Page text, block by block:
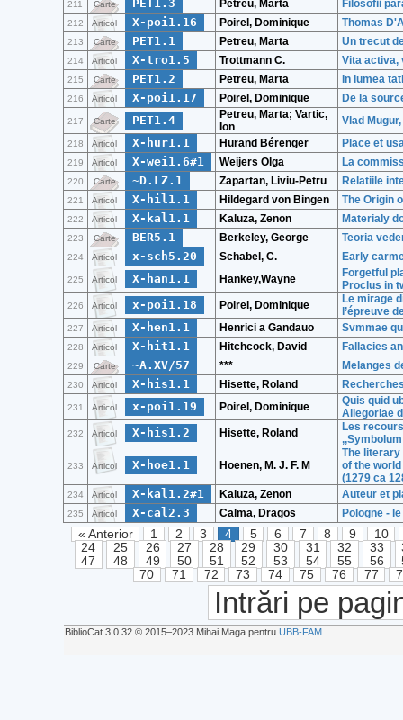
211 Carte PET1.3 Petreu, Marta Filosofii
212 Articol X-poi1.16 Poirel, Dominique Thomas
213 Carte PET1.1 Petreu, Marta Un trecut
214 Articol X-tro1.5 Trottmann C. Vita activa,
215 Carte PET1.2 Petreu, Marta In lumea
216 Articol X-poi1.17 Poirel, Dominique De la
217 Carte PET1.4
Petreu, Marta; Vartic,
Ion
Vlad
218 Articol X-hur1.1 Hurand Bérenger Place et
219 Articol X-wei1.6#1 Weijers Olga La
220 Carte ~D.LZ.1 Zapartan, Liviu-Petru Relatiile
221 Articol X-hil1.1 Hildegard von Bingen The Origin
222 Articol X-kal1.1 Kaluza, Zenon Materialy
223 Carte BER5.1 Berkeley, George Teoria
224 Articol x-sch5.20 Schabel, C. Early
225 Articol X-han1.1 Hankey,Wayne
Forgetful
Proclus in
226 Articol x-poi1.18 Poirel, Dominique
Le mirage
l’épreuve
227 Articol X-hen1.1 Henrici a Gandauo Svmmae
228 Articol X-hit1.1 Hitchcock, David Fallacies
229 Carte ~A.XV/57 *** Melanges
230 Articol X-his1.1 Hisette, Roland
231 Articol x-poi1.19 Poirel, Dominique
Quis quid
Allegoriae
232 Articol X-his1.2 Hisette, Roland
Les
233 Articol X-hoe1.1 Hoenen, M. J. F. M
The literary
of the
(1279 ca
234 Articol X-kal1.2#1 Kaluza, Zenon Auteur et
235 Articol X-cal2.3 Calma, Dragos Pologne -
« Anterior 1 2 3 4 5 6 7 8 9
10
24
25 26 27 28 29 30 31 32 33
47
48 49 50 51 52 53 54 55 56
70
71 72 73 74 75 76 77
Intrări pe
BiblioCat 3.0.32 © 2015‒2023 Mihai Maga pentru UBB-FAM